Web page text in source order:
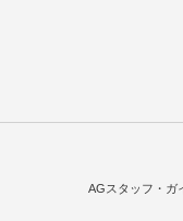
AGスタッフ・ガ